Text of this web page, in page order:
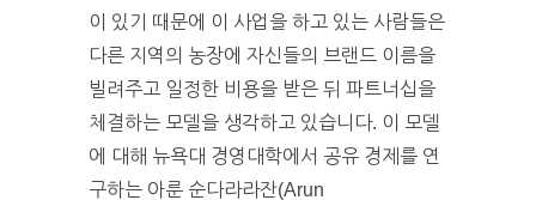
이 있기 때문에 이 사업을 하고 있는 사람들은
다른 지역의 농장에 자신들의 브랜드 이름을
빌려주고 일정한 비용을 받은 뒤 파트너십을
체결하는 모델을 생각하고 있습니다. 이 모델
에 대해 뉴욕대 경영대학에서 공유 경제를 연
구하는 아룬 순다라라잔(Arun